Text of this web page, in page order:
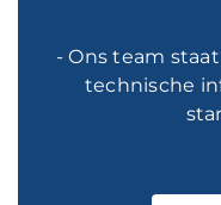
- Ons team
technische